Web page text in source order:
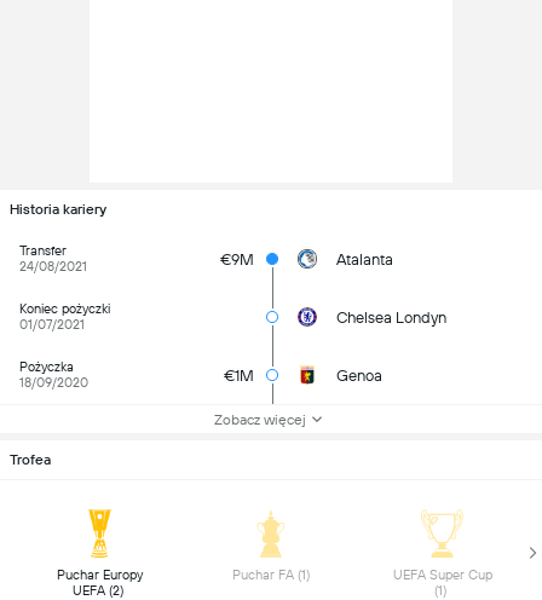
Historia kariery
Transfer
24/08/2021
€9M Atalanta
Koniec pożyczki
01/07/2021
Chelsea Londyn
Pożyczka
18/09/2020
€1M Genoa
Zobacz więcej
Trofea
Puchar Europy
UEFA (2)
UEFA Super Cup